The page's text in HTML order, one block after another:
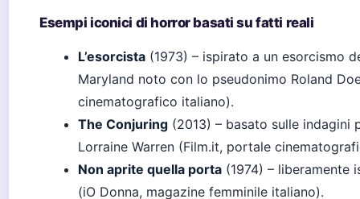
Esempi iconici di horror basati su fatti reali
L’esorcista (1973) – ispirato a un esorcismo
Maryland noto con lo pseudonimo Roland
cinematografico italiano).
The Conjuring (2013) – basato sulle indagini
Lorraine Warren (Film.it, portale
Non aprite quella porta (1974) – liberamente
(iO Donna, magazine femminile italiano).